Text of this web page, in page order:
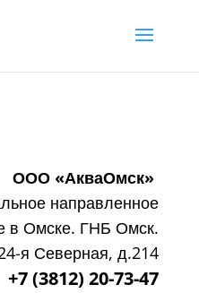
ООО «АкваОмск»
направленное
в Омске. ГНБ Омск.
я Северная, д.214
+7 (3812) 20-73-47